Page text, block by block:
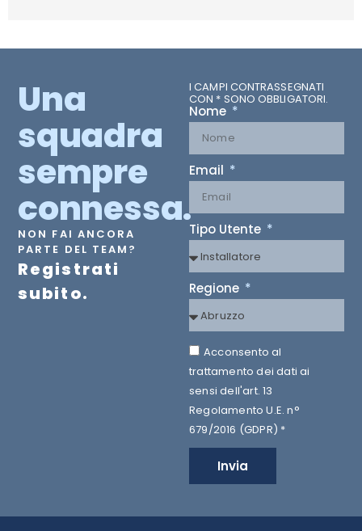
Una
squadra
sempre
connessa.
NON FAI ANCORA
PARTE DEL TEAM?
Registrati
subito.
I CAMPI CONTRASSEGNATI
CON * SONO OBBLIGATORI.
Nome
Email
Tipo Utente
Regione
Acconsento al
trattamento dei dati ai
sensi dell'art. 13
Regolamento U.E. n°
679/2016 (GDPR) *
Invia